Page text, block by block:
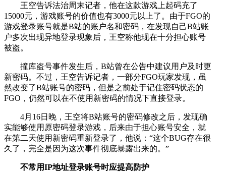
王空告诉法治周末记者，他在这款游戏上起码充了
15000元，游戏账号的价值也有3000元以上了。由于FGO的
游戏登录账号就是B站的账户名和密码，在发现自己B站账
户多次出现异地登录现象后，王空称他现在十分担心账号
被盗。
撞库盗号事件发生后，B站曾在公告中建议用户及时更
新密码。不过，王空告诉记者，一部分FGO玩家发现，虽
然改变了B站账号的密码，但是之前处于记住密码状态的
FGO，仍然可以在不使用新密码的情况下直接登录。
4月16日晚，王空将B站账号的密码修改之后，发现确
实能够使用原密码登录游戏，后来由于担心账号安全，就
在第二天使用新密码重新登录了，他说：“这个BUG存在很
久了，完全是因为这次事件彻底暴露出来的。”
不常用IP地址登录账号时应提高防护